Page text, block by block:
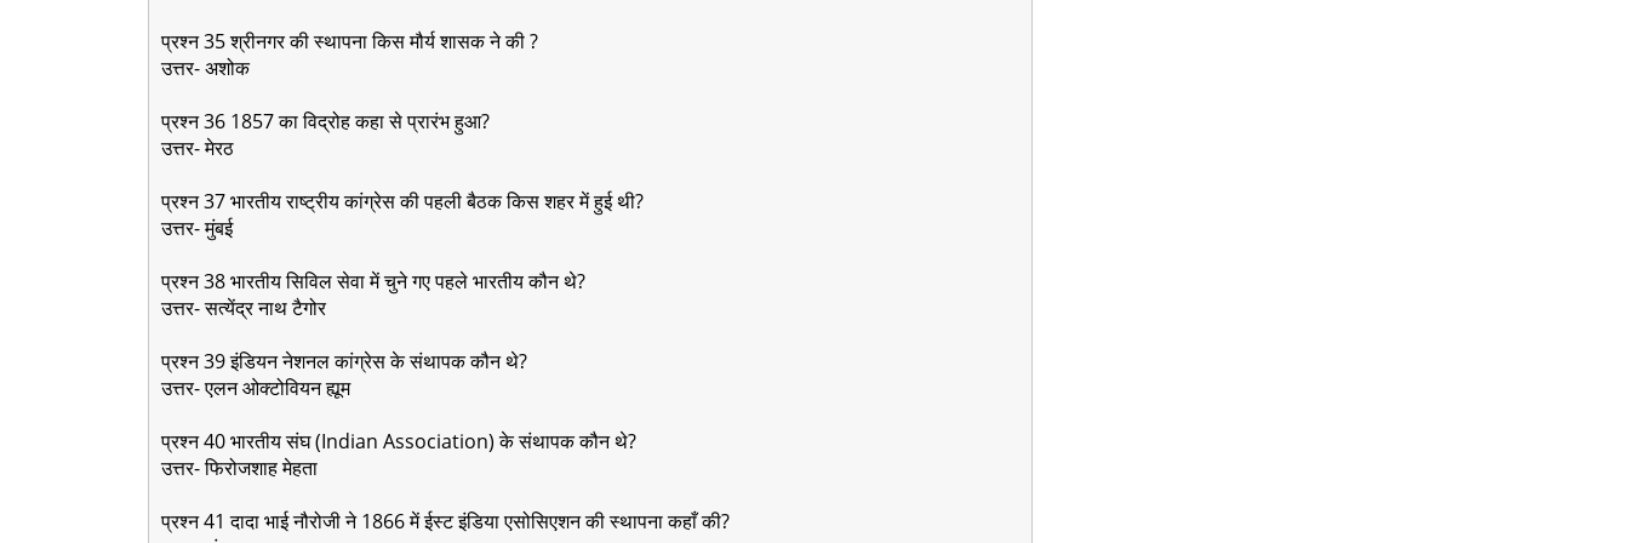
प्रश्न 35 श्रीनगर की स्थापना किस मौर्य शासक ने की ?
उत्तर- अशोक
प्रश्न 36 1857 का विद्रोह कहा से प्रारंभ हुआ?
उत्तर- मेरठ
प्रश्न 37 भारतीय राष्ट्रीय कांग्रेस की पहली बैठक किस शहर में हुई थी?
उत्तर- मुंबई
प्रश्न 38 भारतीय सिविल सेवा में चुने गए पहले भारतीय कौन थे?
उत्तर- सत्येंद्र नाथ टैगोर
प्रश्न 39 इंडियन नेशनल कांग्रेस के संथापक कौन थे?
उत्तर- एलन ओक्टोवियन ह्यूम
प्रश्न 40 भारतीय संघ (Indian Association) के संथापक कौन थे?
उत्तर- फिरोजशाह मेहता
प्रश्न 41 दादा भाई नौरोजी ने 1866 में ईस्ट इंडिया एसोसिएशन की स्थापना कहाँ की?